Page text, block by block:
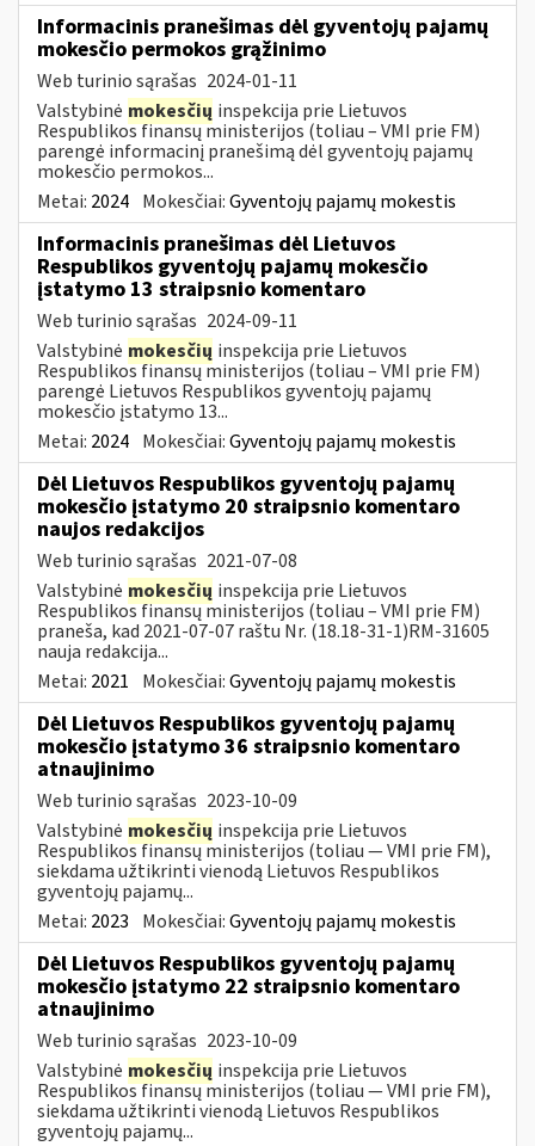
Informacinis pranešimas dėl gyventojų pajamų
mokesčio permokos grąžinimo
Web turinio sąrašas 2024-01-11
Valstybinė mokesčių inspekcija prie Lietuvos
Respublikos finansų ministerijos (toliau – VMI prie FM)
parengė informacinį pranešimą dėl gyventojų pajamų
mokesčio permokos...
Metai: 2024 Mokesčiai:Gyventojų pajamų mokestis
Informacinis pranešimas dėl Lietuvos
Respublikos gyventojų pajamų mokesčio
įstatymo 13 straipsnio komentaro
Web turinio sąrašas 2024-09-11
Valstybinė mokesčių inspekcija prie Lietuvos
Respublikos finansų ministerijos (toliau – VMI prie FM)
parengė Lietuvos Respublikos gyventojų pajamų
mokesčio įstatymo 13...
Metai: 2024 Mokesčiai:Gyventojų pajamų mokestis
Dėl Lietuvos Respublikos gyventojų pajamų
mokesčio įstatymo 20 straipsnio komentaro
naujos redakcijos
Web turinio sąrašas 2021-07-08
Valstybinė mokesčių inspekcija prie Lietuvos
Respublikos finansų ministerijos (toliau – VMI prie FM)
praneša, kad 2021-07-07 raštu Nr. (18.18-31-1)RM-31605
nauja redakcija...
Metai: 2021 Mokesčiai:Gyventojų pajamų mokestis
Dėl Lietuvos Respublikos gyventojų pajamų
mokesčio įstatymo 36 straipsnio komentaro
atnaujinimo
Web turinio sąrašas 2023-10-09
Valstybinė mokesčių inspekcija prie Lietuvos
Respublikos finansų ministerijos (toliau — VMI prie FM),
siekdama užtikrinti vienodą Lietuvos Respublikos
gyventojų pajamų...
Metai: 2023 Mokesčiai:Gyventojų pajamų mokestis
Dėl Lietuvos Respublikos gyventojų pajamų
mokesčio įstatymo 22 straipsnio komentaro
atnaujinimo
Web turinio sąrašas 2023-10-09
Valstybinė mokesčių inspekcija prie Lietuvos
Respublikos finansų ministerijos (toliau — VMI prie FM),
siekdama užtikrinti vienodą Lietuvos Respublikos
gyventojų pajamų...